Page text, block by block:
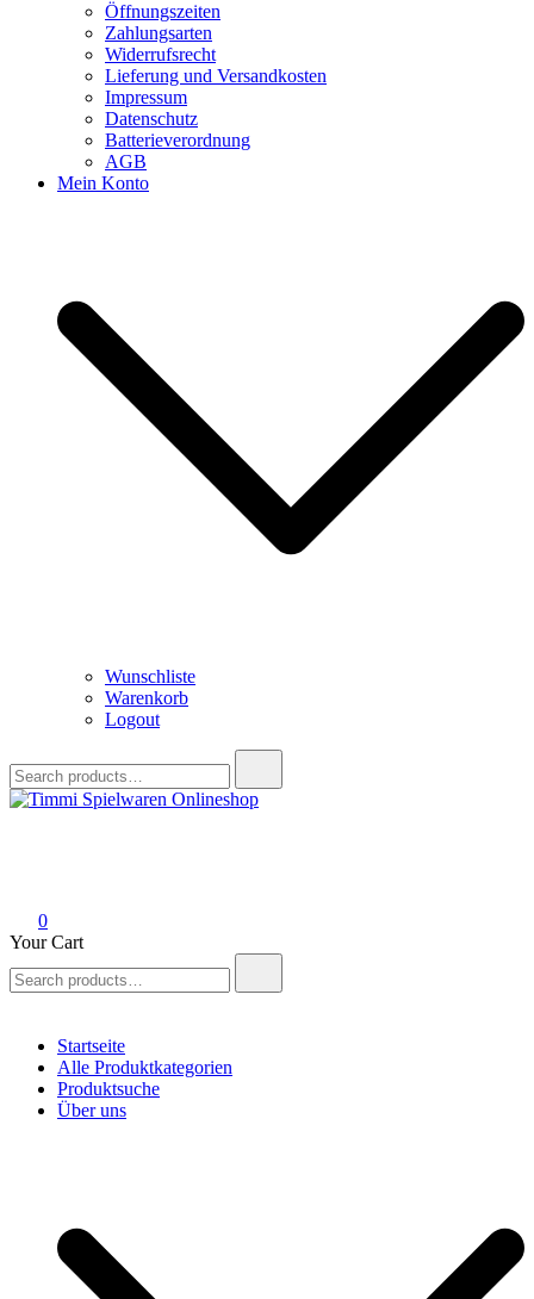
Öffnungszeiten
Zahlungsarten
Widerrufsrecht
Lieferung und Versandkosten
Impressum
Datenschutz
Batterieverordnung
AGB
Mein Konto
Wunschliste
Warenkorb
Logout
for:
0
Your Cart
for:
Startseite
Alle Produktkategorien
Produktsuche
Über uns